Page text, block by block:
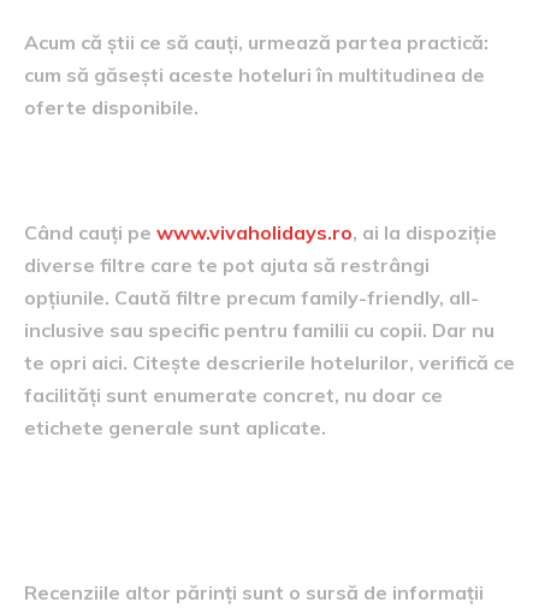
Acum că știi ce să cauți, urmează partea practică:
cum să găsești aceste hoteluri în multitudinea de
oferte disponibile.
Când cauți pe www.vivaholidays.ro, ai la dispoziție
diverse filtre care te pot ajuta să restrângi
opțiunile. Caută filtre precum family-friendly, all-
inclusive sau specific pentru familii cu copii. Dar nu
te opri aici. Citește descrierile hotelurilor, verifică ce
facilități sunt enumerate concret, nu doar ce
etichete generale sunt aplicate.
Recenziile altor părinți sunt o sursă de informații